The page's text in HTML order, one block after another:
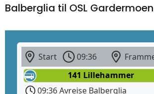
Balberglia til OSL Gardermoen
Start 09:36
141 Lillehammer
09:36 Avreise Balberglia